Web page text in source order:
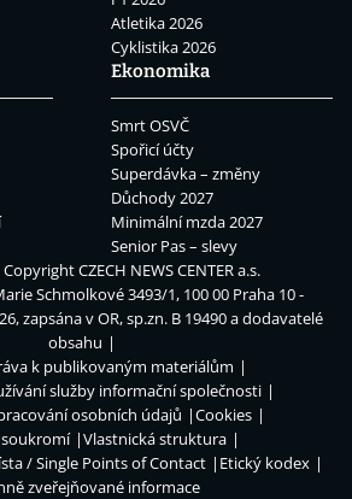
Atletika 2026
Cyklistika 2026
Ekonomika
Smrt OSVČ
Spořicí účty
Superdávka – změny
Důchody 2027
Minimální mzda 2027
Senior Pas – slevy
CopyrightCZECH NEWS CENTER a.s.
Schmolkové 3493/1, 100 00 Praha 10 -
zapsána v OR, sp.zn. B 19490 a dodavatelé
obsahu
k publikovaným materiálům
služby informační společnosti
osobních údajů
Cookies
Vlastnická struktura
/ Single Points of Contact
Etický kodex
zveřejňované informace